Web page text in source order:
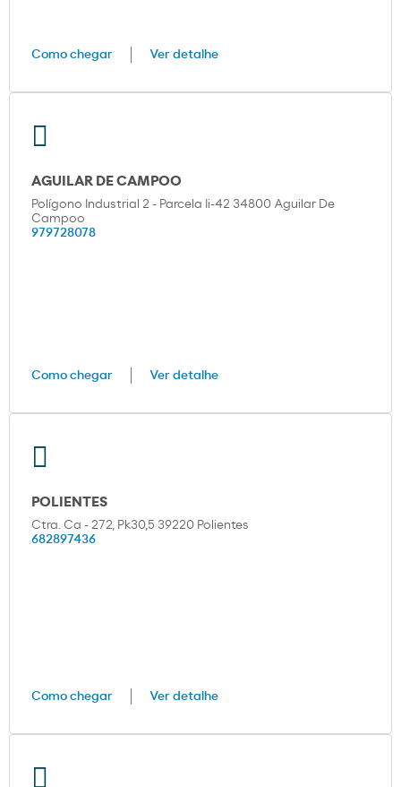
Como chegar Ver detalhe
AGUILAR DE CAMPOO
Polígono Industrial 2 - Parcela Ii-42 34800 Aguilar De
Campoo
979728078
Como chegar Ver detalhe
POLIENTES
Ctra. Ca - 272, Pk30,5 39220 Polientes
682897436
Como chegar Ver detalhe